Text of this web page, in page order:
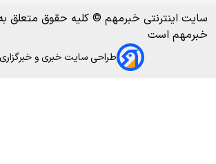
سایت اینترنتی خبرمهم © کلیه حقوق متعلق
خبرمهم است
طراحی سایت خبری و